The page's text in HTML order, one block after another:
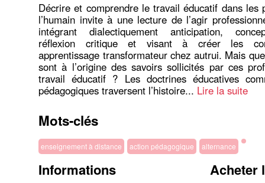
Décrire et comprendre le travail éducatif dans les
l’humain invite à une lecture de l’agir
intégrant dialectiquement anticipation,
réflexion critique et visant à créer les
apprentissage transformateur chez autrui. Mais
sont à l’origine des savoirs sollicités par ces
travail éducatif ? Les doctrines éducatives
pédagogiques traversent l’histoire... Lire la suite
Mots-clés
enseignement à distance action pédagogique alternance
Informations Acheter